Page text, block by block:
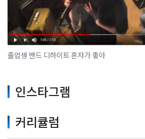
졸업생 밴드 디하이트 혼자가 좋아
인스타그램
커리큘럼